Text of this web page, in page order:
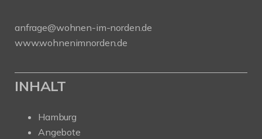
anfrage@wohnen-im-norden.de
www.wohnenimnorden.de
INHALT
Hamburg
Angebote